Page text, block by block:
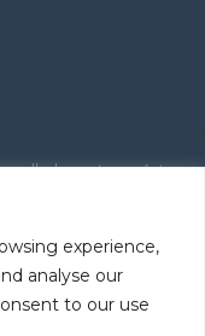
experience,
analyse our
to our use
por tema Astra